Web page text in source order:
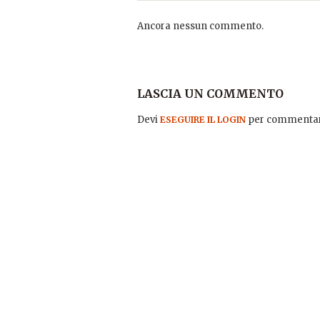
Ancora nessun commento.
LASCIA UN COMMENTO
Devi ESEGUIRE IL LOGIN per